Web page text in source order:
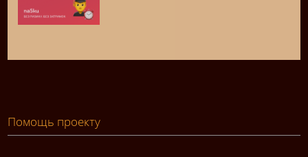
Помощь проекту